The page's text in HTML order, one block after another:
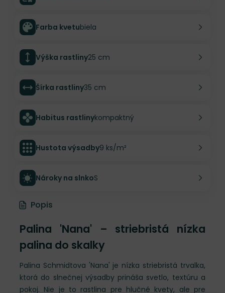
Farba kvetubiela
Výška rastliny25 cm
Šírka rastliny35 cm
Habitus rastlinykompaktný
Hustota výsadby9 ks/m²
Nároky na slnkoS
Popis
Palina 'Nana' – striebristá nízka
palina do skalky
Palina Schmidtova 'Nana' je nízka striebristá trvalka,
ktorá do slnečnej výsadby prináša svetlo, textúru a
pokoj. Nie je to rastlina pre hlučné kvety, ale pre